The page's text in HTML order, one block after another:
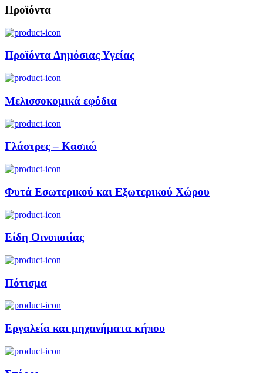
Προϊόντα
Προϊόντα Δημόσιας Υγείας
Μελισσοκομικά εφόδια
Γλάστρες – Κασπώ
Φυτά Εσωτερικού και Εξωτερικού Χώρου
Είδη Οινοποιίας
Πότισμα
Εργαλεία και μηχανήματα κήπου